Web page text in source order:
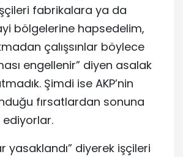
fabrikalara ya da
bölgelerine hapsedelim,
çalışsınlar böylece
engellenir” diyen asalak
Şimdi ise AKP’nin
fırsatlardan sonuna
yasaklandı” diyerek işçileri